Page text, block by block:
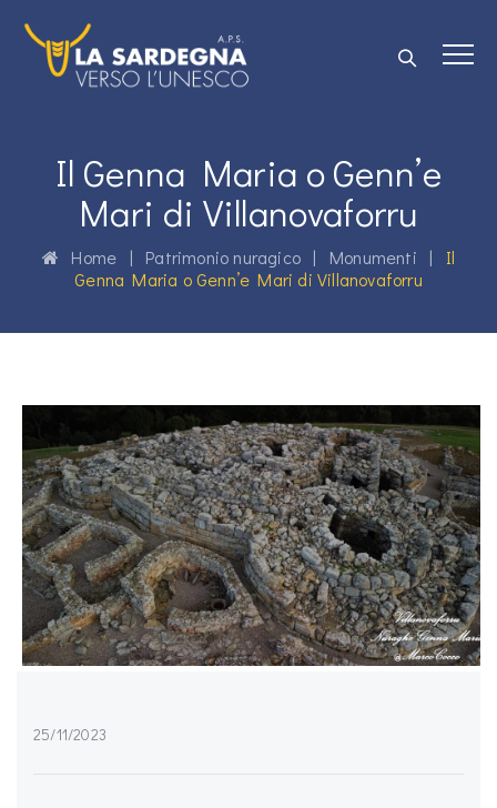
Il Genna Maria o Genn’e
Mari di Villanovaforru
Home | Patrimonio nuragico | Monumenti | Il
Genna Maria o Genn’e Mari di Villanovaforru
25/11/2023